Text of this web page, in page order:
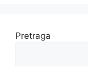
Pretraga